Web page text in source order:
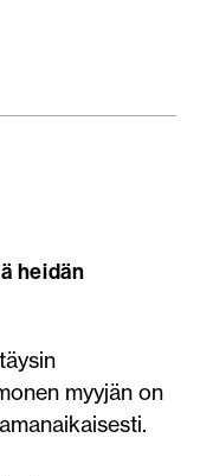
heidän
myyjän on